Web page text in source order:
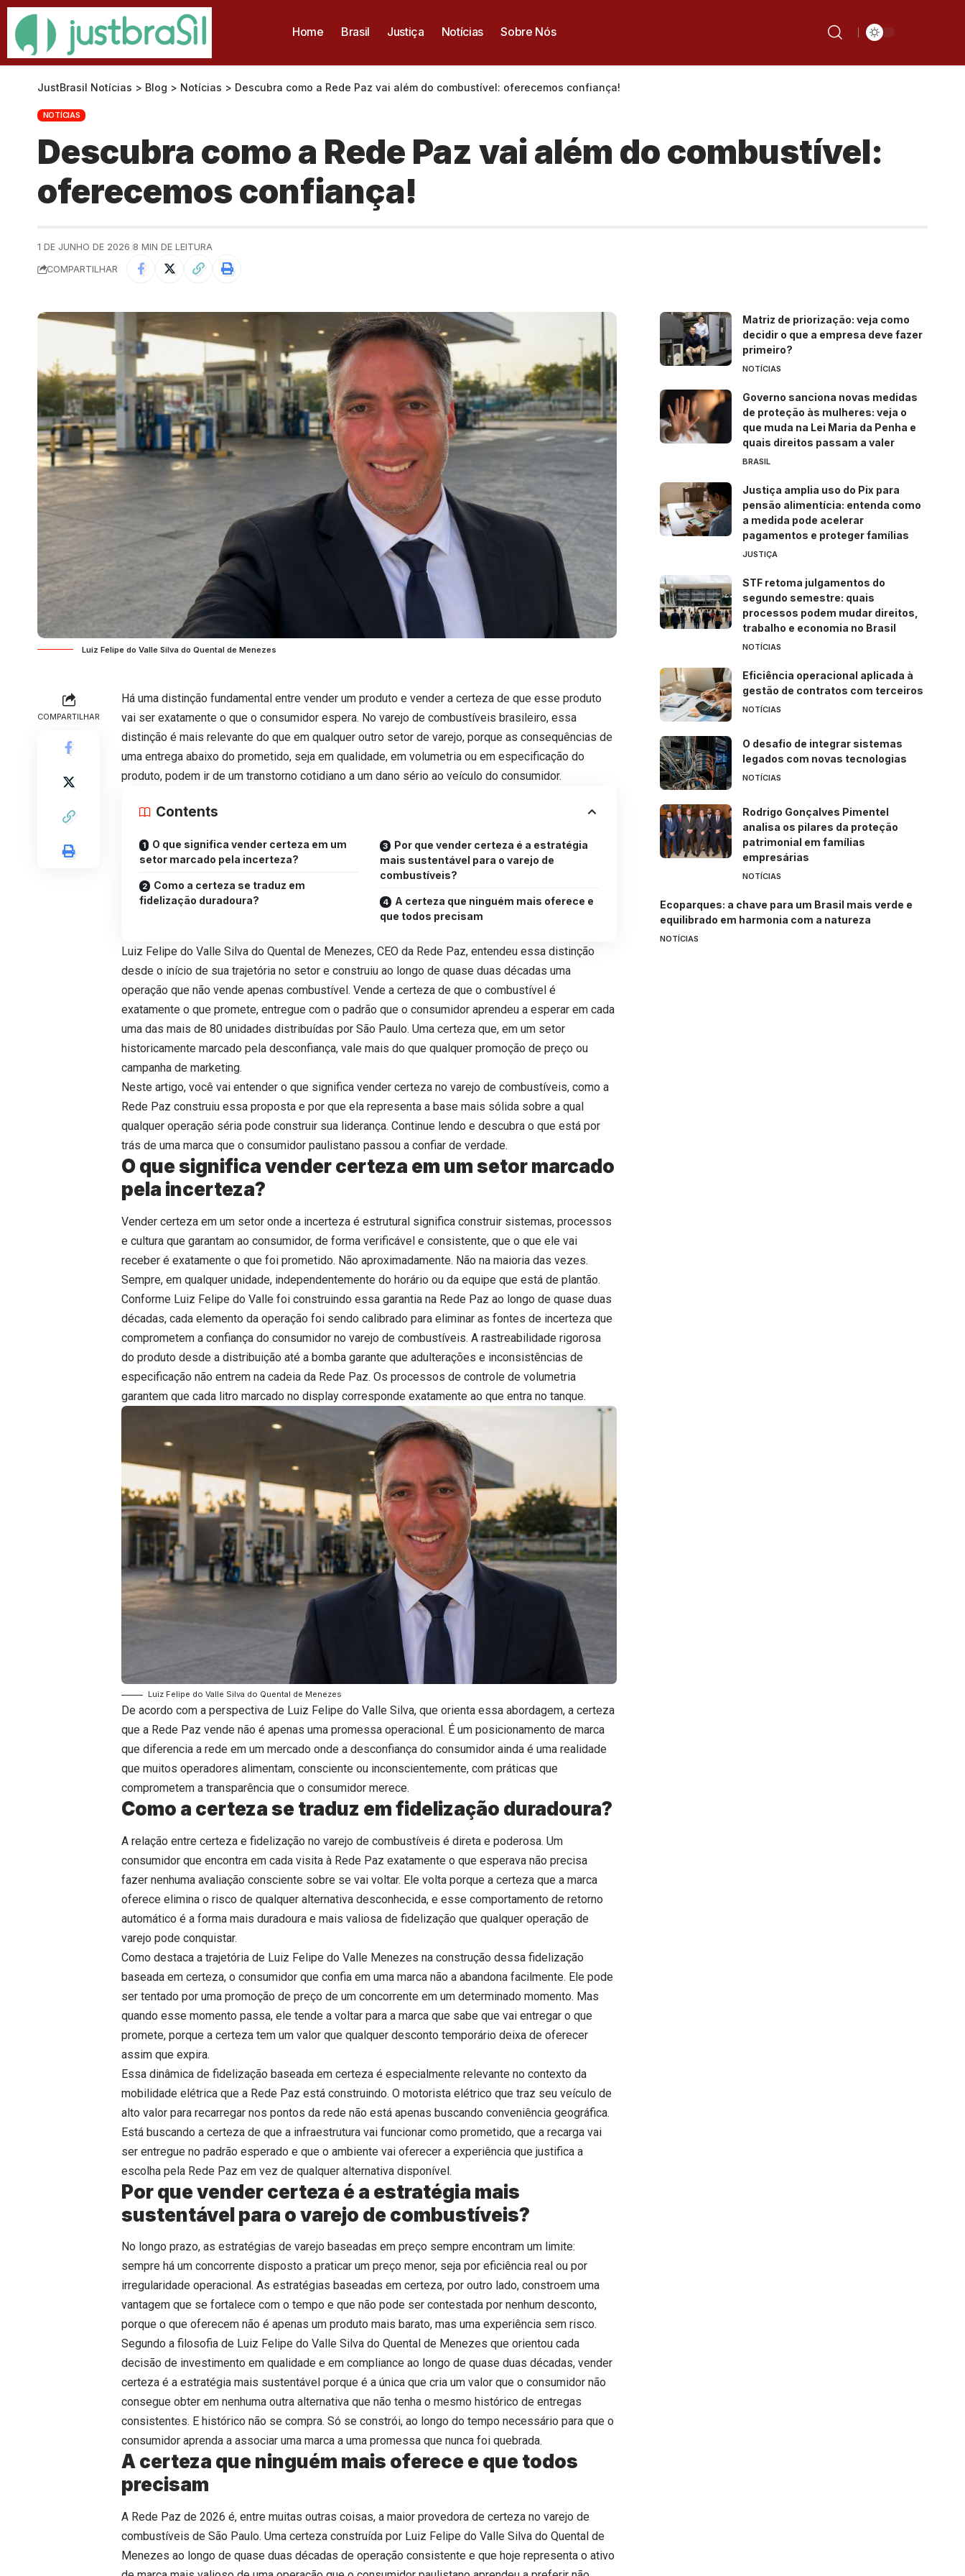
Home Brasil Justiça Notícias Sobre Nós
JustBrasil Notícias > Blog > Notícias > Descubra como a Rede Paz vai além do combustível: oferecemos confiança!
NOTÍCIAS
Descubra como a Rede Paz vai além do combustível:
oferecemos confiança!
1 DE JUNHO DE 2026 8 MIN DE LEITURA
COMPARTILHAR
Luiz Felipe do Valle Silva do Quental de Menezes
COMPARTILHAR
Há uma distinção fundamental entre vender um produto e vender a certeza de que esse produto
vai ser exatamente o que o consumidor espera. No varejo de combustíveis brasileiro, essa
distinção é mais relevante do que em qualquer outro setor de varejo, porque as consequências de
uma entrega abaixo do prometido, seja em qualidade, em volumetria ou em especificação do
produto, podem ir de um transtorno cotidiano a um dano sério ao veículo do consumidor.
Contents
O que significa vender certeza em um
setor marcado pela incerteza?
Como a certeza se traduz em
fidelização duradoura?
Por que vender certeza é a estratégia
mais sustentável para o varejo de
combustíveis?
A certeza que ninguém mais oferece e
que todos precisam
Luiz Felipe do Valle Silva do Quental de Menezes, CEO da Rede Paz, entendeu essa distinção
desde o início de sua trajetória no setor e construiu ao longo de quase duas décadas uma
operação que não vende apenas combustível. Vende a certeza de que o combustível é
exatamente o que promete, entregue com o padrão que o consumidor aprendeu a esperar em cada
uma das mais de 80 unidades distribuídas por São Paulo. Uma certeza que, em um setor
historicamente marcado pela desconfiança, vale mais do que qualquer promoção de preço ou
campanha de marketing.
Neste artigo, você vai entender o que significa vender certeza no varejo de combustíveis, como a
Rede Paz construiu essa proposta e por que ela representa a base mais sólida sobre a qual
qualquer operação séria pode construir sua liderança. Continue lendo e descubra o que está por
trás de uma marca que o consumidor paulistano passou a confiar de verdade.
O que significa vender certeza em um setor marcado
pela incerteza?
Vender certeza em um setor onde a incerteza é estrutural significa construir sistemas, processos
e cultura que garantam ao consumidor, de forma verificável e consistente, que o que ele vai
receber é exatamente o que foi prometido. Não aproximadamente. Não na maioria das vezes.
Sempre, em qualquer unidade, independentemente do horário ou da equipe que está de plantão.
Conforme Luiz Felipe do Valle foi construindo essa garantia na Rede Paz ao longo de quase duas
décadas, cada elemento da operação foi sendo calibrado para eliminar as fontes de incerteza que
comprometem a confiança do consumidor no varejo de combustíveis. A rastreabilidade rigorosa
do produto desde a distribuição até a bomba garante que adulterações e inconsistências de
especificação não entrem na cadeia da Rede Paz. Os processos de controle de volumetria
garantem que cada litro marcado no display corresponde exatamente ao que entra no tanque.
Luiz Felipe do Valle Silva do Quental de Menezes
De acordo com a perspectiva de Luiz Felipe do Valle Silva, que orienta essa abordagem, a certeza
que a Rede Paz vende não é apenas uma promessa operacional. É um posicionamento de marca
que diferencia a rede em um mercado onde a desconfiança do consumidor ainda é uma realidade
que muitos operadores alimentam, consciente ou inconscientemente, com práticas que
comprometem a transparência que o consumidor merece.
Como a certeza se traduz em fidelização duradoura?
A relação entre certeza e fidelização no varejo de combustíveis é direta e poderosa. Um
consumidor que encontra em cada visita à Rede Paz exatamente o que esperava não precisa
fazer nenhuma avaliação consciente sobre se vai voltar. Ele volta porque a certeza que a marca
oferece elimina o risco de qualquer alternativa desconhecida, e esse comportamento de retorno
automático é a forma mais duradoura e mais valiosa de fidelização que qualquer operação de
varejo pode conquistar.
Como destaca a trajetória de Luiz Felipe do Valle Menezes na construção dessa fidelização
baseada em certeza, o consumidor que confia em uma marca não a abandona facilmente. Ele pode
ser tentado por uma promoção de preço de um concorrente em um determinado momento. Mas
quando esse momento passa, ele tende a voltar para a marca que sabe que vai entregar o que
promete, porque a certeza tem um valor que qualquer desconto temporário deixa de oferecer
assim que expira.
Essa dinâmica de fidelização baseada em certeza é especialmente relevante no contexto da
mobilidade elétrica que a Rede Paz está construindo. O motorista elétrico que traz seu veículo de
alto valor para recarregar nos pontos da rede não está apenas buscando conveniência geográfica.
Está buscando a certeza de que a infraestrutura vai funcionar como prometido, que a recarga vai
ser entregue no padrão esperado e que o ambiente vai oferecer a experiência que justifica a
escolha pela Rede Paz em vez de qualquer alternativa disponível.
Por que vender certeza é a estratégia mais
sustentável para o varejo de combustíveis?
No longo prazo, as estratégias de varejo baseadas em preço sempre encontram um limite:
sempre há um concorrente disposto a praticar um preço menor, seja por eficiência real ou por
irregularidade operacional. As estratégias baseadas em certeza, por outro lado, constroem uma
vantagem que se fortalece com o tempo e que não pode ser contestada por nenhum desconto,
porque o que oferecem não é apenas um produto mais barato, mas uma experiência sem risco.
Segundo a filosofia de Luiz Felipe do Valle Silva do Quental de Menezes que orientou cada
decisão de investimento em qualidade e em compliance ao longo de quase duas décadas, vender
certeza é a estratégia mais sustentável porque é a única que cria um valor que o consumidor não
consegue obter em nenhuma outra alternativa que não tenha o mesmo histórico de entregas
consistentes. E histórico não se compra. Só se constrói, ao longo do tempo necessário para que o
consumidor aprenda a associar uma marca a uma promessa que nunca foi quebrada.
A certeza que ninguém mais oferece e que todos
precisam
A Rede Paz de 2026 é, entre muitas outras coisas, a maior provedora de certeza no varejo de
combustíveis de São Paulo. Uma certeza construída por Luiz Felipe do Valle Silva do Quental de
Menezes ao longo de quase duas décadas de operação consistente e que hoje representa o ativo
Matriz de priorização: veja como
decidir o que a empresa deve fazer
primeiro?
NOTÍCIAS
Governo sanciona novas medidas
de proteção às mulheres: veja o
que muda na Lei Maria da Penha e
quais direitos passam a valer
BRASIL
Justiça amplia uso do Pix para
pensão alimentícia: entenda como
a medida pode acelerar
pagamentos e proteger famílias
JUSTIÇA
STF retoma julgamentos do
segundo semestre: quais
processos podem mudar direitos,
trabalho e economia no Brasil
NOTÍCIAS
Eficiência operacional aplicada à
gestão de contratos com terceiros
NOTÍCIAS
O desafio de integrar sistemas
legados com novas tecnologias
NOTÍCIAS
Rodrigo Gonçalves Pimentel
analisa os pilares da proteção
patrimonial em famílias
empresárias
NOTÍCIAS
Ecoparques: a chave para um Brasil mais verde e
equilibrado em harmonia com a natureza
NOTÍCIAS